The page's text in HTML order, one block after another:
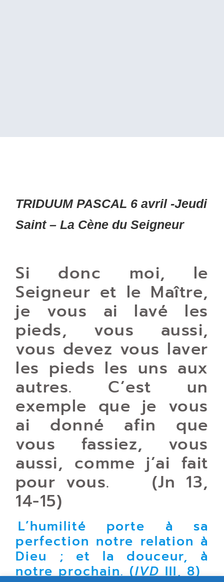
TRIDUUM PASCAL 6 avril -Jeudi
Saint – La Cène du Seigneur
Si donc moi, le
Seigneur et le Maître,
je vous ai lavé les
pieds, vous aussi,
vous devez vous laver
les pieds les uns aux
autres. C’est un
exemple que je vous
ai donné afin que
vous fassiez, vous
aussi, comme j’ai fait
pour vous. (Jn 13,
14-15)
L’humilité porte à sa
perfection notre relation à
Dieu ; et la douceur, à
notre prochain. (IVDIII, 8)